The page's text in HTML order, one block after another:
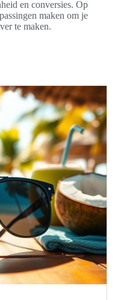
en conversies. Op
maken om je
te maken.